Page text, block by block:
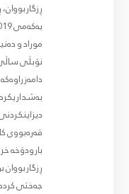
موراد و
قەرەبووی
بارودۆخە
جەختی